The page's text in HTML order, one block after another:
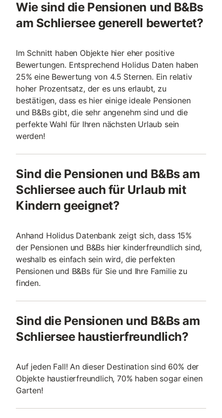
Wie sind die Pensionen und B&Bs
am Schliersee generell bewertet?
Im Schnitt haben Objekte hier eher positive
Bewertungen. Entsprechend Holidus Daten haben
25% eine Bewertung von 4.5 Sternen. Ein relativ
hoher Prozentsatz, der es uns erlaubt, zu
bestätigen, dass es hier einige ideale Pensionen
und B&Bs gibt, die sehr angenehm sind und die
perfekte Wahl für Ihren nächsten Urlaub sein
werden!
Sind die Pensionen und B&Bs am
Schliersee auch für Urlaub mit
Kindern geeignet?
Anhand Holidus Datenbank zeigt sich, dass 15%
der Pensionen und B&Bs hier kinderfreundlich sind,
weshalb es einfach sein wird, die perfekten
Pensionen und B&Bs für Sie und Ihre Familie zu
finden.
Sind die Pensionen und B&Bs am
Schliersee haustierfreundlich?
Auf jeden Fall! An dieser Destination sind 60% der
Objekte haustierfreundlich, 70% haben sogar einen
Garten!